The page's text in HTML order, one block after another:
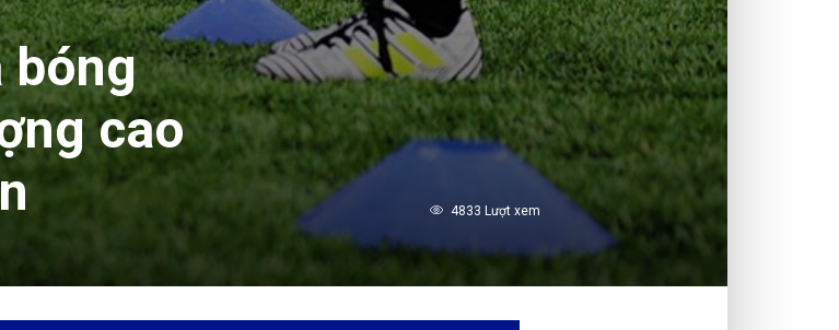
bóng
cao
4833 Lượt xem